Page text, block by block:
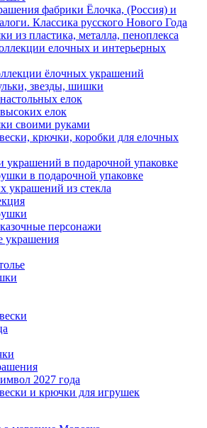
фабрики Ёлочка, (Россия) и
Классика русского Нового Года
из пластика, металла, пеноплекса
елочных и интерьерных
ёлочных украшений
звезды, шишки
елок
елок
своими руками
крючки, коробки для елочных
в подарочной упаковке
в подарочной упаковке
украшений из стекла
персонажи
украшения
2027 года
и крючки для игрушек